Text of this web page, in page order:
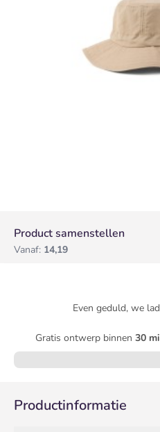
Product samenstellen
Vanaf: 14,19
Even geduld, we
Gratis ontwerp binnen 30
Productinformatie